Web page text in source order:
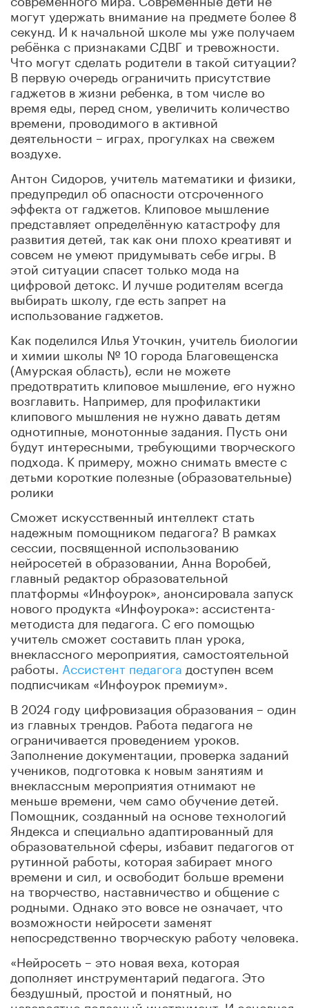
могут удержать внимание на предмете более 8
секунд. И к начальной школе мы уже получаем
ребёнка с признаками СДВГ и тревожности.
Что могут сделать родители в такой ситуации?
В первую очередь ограничить присутствие
гаджетов в жизни ребенка, в том числе во
время еды, перед сном, увеличить количество
времени, проводимого в активной
деятельности – играх, прогулках на свежем
воздухе.
Антон Сидоров, учитель математики и физики,
предупредил об опасности отсроченного
эффекта от гаджетов. Клиповое мышление
представляет определённую катастрофу для
развития детей, так как они плохо креативят и
совсем не умеют придумывать себе игры. В
этой ситуации спасет только мода на
цифровой детокс. И лучше родителям всегда
выбирать школу, где есть запрет на
использование гаджетов.
Как поделился Илья Уточкин, учитель биологии
и химии школы № 10 города Благовещенска
(Амурская область), если не можете
предотвратить клиповое мышление, его нужно
возглавить. Например, для профилактики
клипового мышления не нужно давать детям
однотипные, монотонные задания. Пусть они
будут интересными, требующими творческого
подхода. К примеру, можно снимать вместе с
детьми короткие полезные (образовательные)
ролики
Сможет искусственный интеллект стать
надежным помощником педагога? В рамках
сессии, посвященной использованию
нейросетей в образовании, Анна Воробей,
главный редактор образовательной
платформы «Инфоурок», анонсировала запуск
нового продукта «Инфоурока»: ассистента-
методиста для педагога. С его помощью
учитель сможет составить план урока,
внеклассного мероприятия, самостоятельной
работы. Ассистент педагога доступен всем
подписчикам «Инфоурок премиум».
В 2024 году цифровизация образования – один
из главных трендов. Работа педагога не
ограничивается проведением уроков.
Заполнение документации, проверка заданий
учеников, подготовка к новым занятиям и
внеклассным мероприятия отнимают не
меньше времени, чем само обучение детей.
Помощник, созданный на основе технологий
Яндекса и специально адаптированный для
образовательной сферы, избавит педагогов от
рутинной работы, которая забирает много
времени и сил, и освободит больше времени
на творчество, наставничество и общение с
родными. Однако это вовсе не означает, что
возможности нейросети заменят
непосредственно творческую работу человека.
«Нейросеть – это новая веха, которая
дополняет инструментарий педагога. Это
бездушный, простой и понятный, но